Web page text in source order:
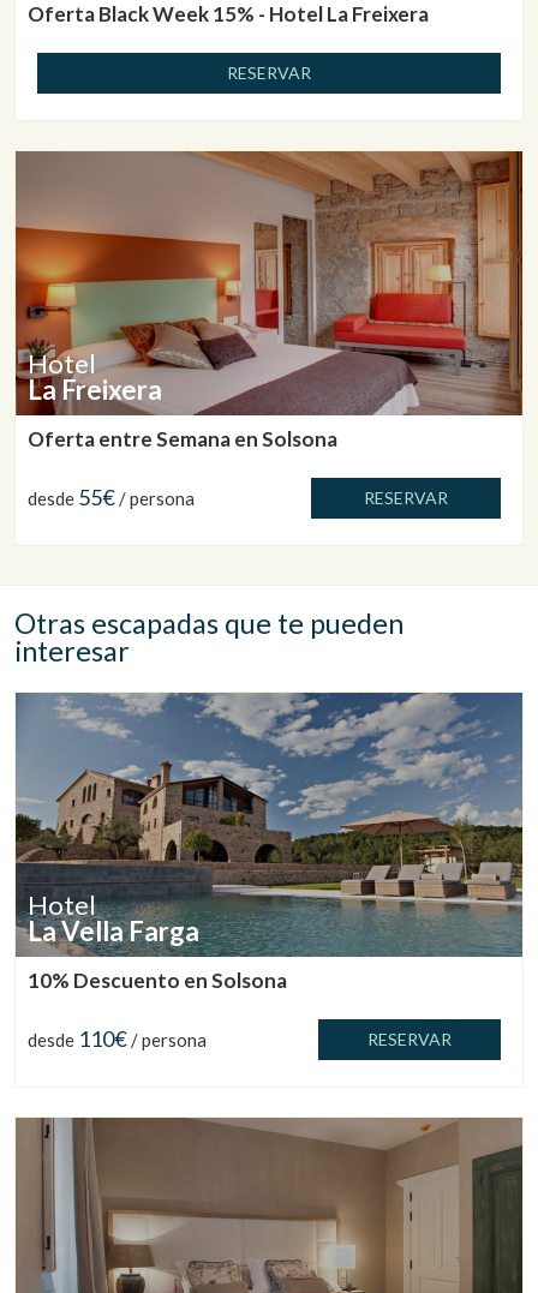
Oferta Black Week 15% - Hotel La Freixera
RESERVAR
Hotel
La Freixera
Oferta entre Semana en Solsona
desde 55€/ persona RESERVAR
Otras escapadas que te pueden
interesar
Hotel
La Vella Farga
10% Descuento en Solsona
desde 110€/ persona RESERVAR